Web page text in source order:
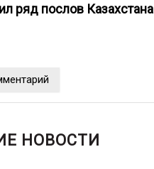
ряд послов Казахстана
НОВОСТИ